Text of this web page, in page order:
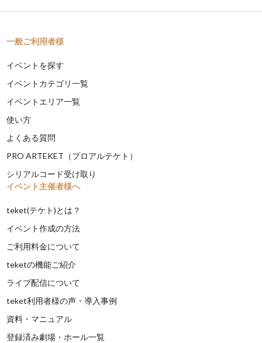
一般ご利用者様
イベントを探す
イベントカテゴリ一覧
イベントエリア一覧
使い方
よくある質問
PRO ARTEKET（プロアルテケト）
シリアルコード受け取り
イベント主催者様へ
teket(テケト)とは？
イベント作成の方法
ご利用料金について
teketの機能ご紹介
ライブ配信について
teket利用者様の声・導入事例
資料・マニュアル
登録済み劇場・ホール一覧